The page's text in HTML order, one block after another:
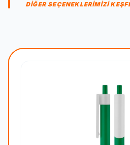
DİĞER SEÇENEKLERİMİZİ